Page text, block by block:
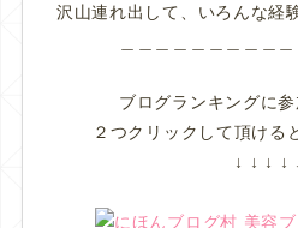
沢山連れ出して、いろんな経
ブログランキングに参
２つクリックして頂ける
↓ ↓ ↓ ↓